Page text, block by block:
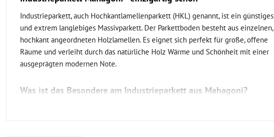
Industrieparkett, auch Hochkantlamellenparkett (HKL) genannt, ist ein günstiges
und extrem langlebiges Massivparkett. Der Parkettboden besteht aus einzelnen,
hochkant angeordneten Holzlamellen. Es eignet sich perfekt für große, offene
Räume und verleiht durch das natürliche Holz Wärme und Schönheit mit einer
ausgeprägten modernen Note.
Was ist das Besondere am Industrieparkett aus Mahagoni?